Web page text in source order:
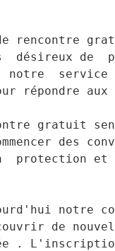
rencontre
désireux de
notre
répondre
gratuit
des
protection
de
.